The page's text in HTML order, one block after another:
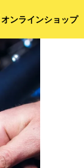
オンラインショップ